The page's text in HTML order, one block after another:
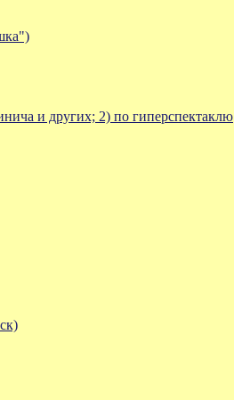
и других; 2) по гиперспектаклю